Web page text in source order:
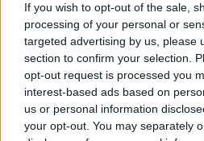
If you wish to opt-out of the sale,
processing of your personal or
targeted advertising by us, please
section to confirm your selection.
opt-out request is processed you
interest-based ads based on
us or personal information
your opt-out. You may separately
Μαρία Καρυστιανού
Ελπίδα για τη